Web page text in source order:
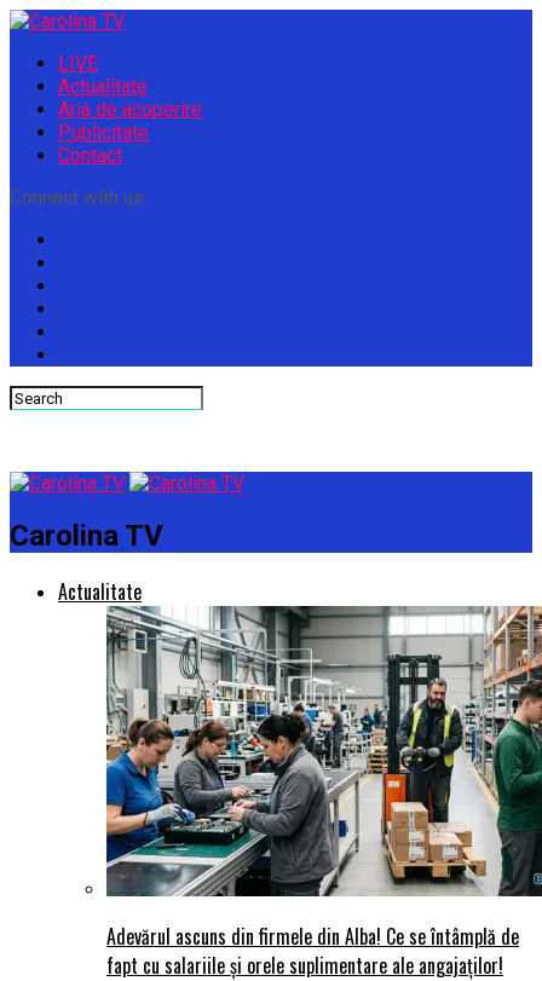
LIVE
Actualitate
Aria de acoperire
Publicitate
Contact
Connect with us
Carolina TV
Actualitate
Adevărul ascuns din firmele din Alba! Ce se întâmplă de
fapt cu salariile și orele suplimentare ale angajaților!